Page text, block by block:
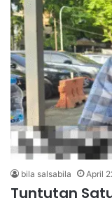
bila salsabila April
Tuntutan